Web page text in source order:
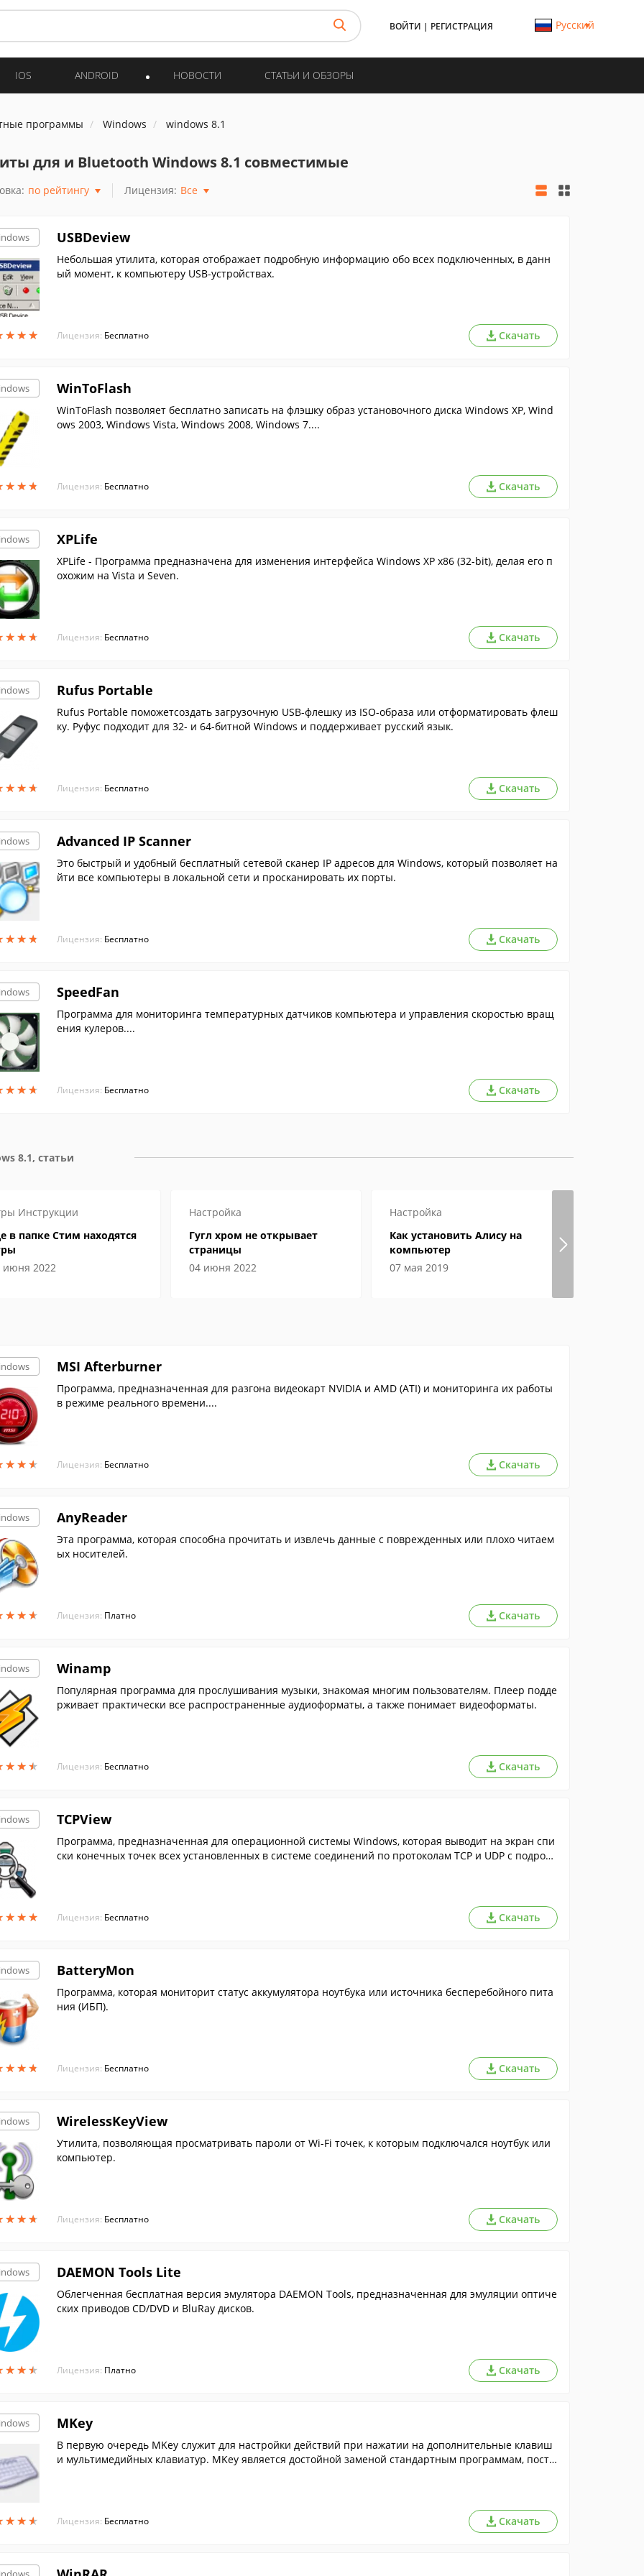
ВОЙТИ | РЕГИСТРАЦИЯ Русский
IOS ANDROID НОВОСТИ СТАТЬИ И ОБЗОРЫ
программы Windows windows 8.1
для и Bluetooth Windows 8.1 совместимые
по рейтингу Лицензия: Все
★★★
★★★
USBDeview
Небольшая утилита, которая отображает подробную информацию обо всех подключенных, в данн
ый момент, к компьютеру USB-устройствах.
Лицензия: Бесплатно Скачать
★★★
★★★
WinToFlash
WinToFlash позволяет бесплатно записать на флэшку образ установочного диска Windows XP, Wind
ows 2003, Windows Vista, Windows 2008, Windows 7....
Лицензия: Бесплатно Скачать
★★★
★★★
XPLife
XPLife - Программа предназначена для изменения интерфейса Windows XP x86 (32-bit), делая его п
охожим на Vista и Seven.
Лицензия: Бесплатно Скачать
★★★
★★★
Rufus Portable
Rufus Portable поможетсоздать загрузочную USB-флешку из ISO-образа или отформатировать флеш
ку. Руфус подходит для 32- и 64-битной Windows и поддерживает русский язык.
Лицензия: Бесплатно Скачать
★★★
★★★
Advanced IP Scanner
Это быстрый и удобный бесплатный сетевой сканер IP адресов для Windows, который позволяет на
йти все компьютеры в локальной сети и просканировать их порты.
Лицензия: Бесплатно Скачать
★★★
★★★
SpeedFan
Программа для мониторинга температурных датчиков компьютера и управления скоростью вращ
ения кулеров....
Лицензия: Бесплатно Скачать
8.1, статьи
Инструкции
в папке Стим находятся
июня 2022
Настройка
Гугл хром не открывает
страницы
04 июня 2022
Настройка
Как установить Алису на
компьютер
07 мая 2019
★★★
★★★
MSI Afterburner
Программа, предназначенная для разгона видеокарт NVIDIA и AMD (ATI) и мониторинга их работы
в режиме реального времени....
Лицензия: Бесплатно Скачать
★★★
★★★
AnyReader
Эта программа, которая способна прочитать и извлечь данные с поврежденных или плохо читаем
ых носителей.
Лицензия: Платно Скачать
★★★
★★★
Winamp
Популярная программа для прослушивания музыки, знакомая многим пользователям. Плеер подде
рживает практически все распространенные аудиоформаты, а также понимает видеоформаты.
Лицензия: Бесплатно Скачать
★★★
★★★
TCPView
Программа, предназначенная для операционной системы Windows, которая выводит на экран спи
ски конечных точек всех установленных в системе соединений по протоколам TCP и UDP с подробн
Лицензия: Бесплатно Скачать
★★★
★★★
BatteryMon
Программа, которая мониторит статус аккумулятора ноутбука или источника бесперебойного пита
ния (ИБП).
Лицензия: Бесплатно Скачать
★★★
★★★
WirelessKeyView
Утилита, позволяющая просматривать пароли от Wi-Fi точек, к которым подключался ноутбук или
компьютер.
Лицензия: Бесплатно Скачать
★★★
★★★
DAEMON Tools Lite
Облегченная бесплатная версия эмулятора DAEMON Tools, предназначенная для эмуляции оптиче
ских приводов CD/DVD и BluRay дисков.
Лицензия: Платно Скачать
★★★
★★★
MKey
В первую очередь MKey служит для настройки действий при нажатии на дополнительные клавиш
и мультимедийных клавиатур. MKey является достойной заменой стандартным программам, поста
Лицензия: Бесплатно Скачать